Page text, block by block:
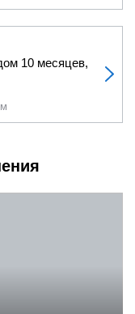
10 месяцев,